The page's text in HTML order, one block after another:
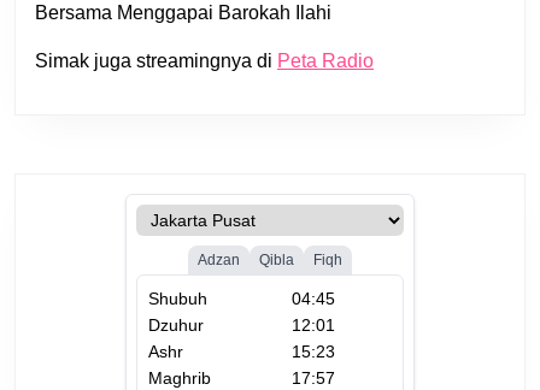
Bersama Menggapai Barokah Ilahi
Simak juga streamingnya di Peta Radio